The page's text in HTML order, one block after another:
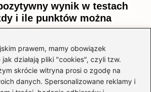
prawem, mamy obowiązek
działają pliki "cookies", czyli tzw.
skrócie witryna prosi o zgodę na
danych. Spersonalizowane reklamy i
wynik w testach
i ile punktów można